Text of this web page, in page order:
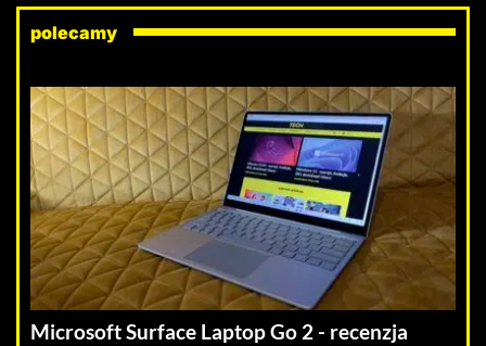
polecamy
Microsoft Surface Laptop Go 2 - recenzja